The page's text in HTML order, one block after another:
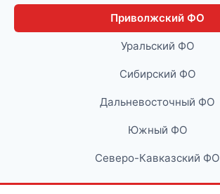
Приволжский ФО
Уральский ФО
Сибирский ФО
Дальневосточный ФО
Южный ФО
Северо-Кавказский ФО